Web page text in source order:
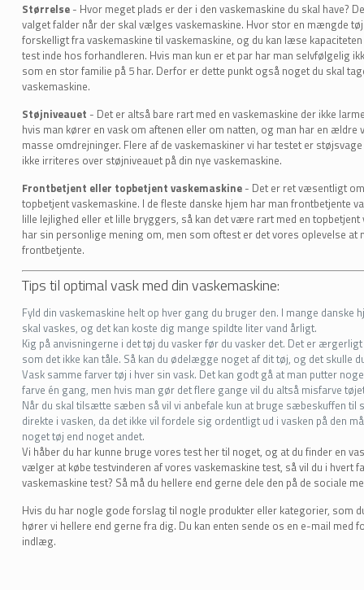
Størrelse- Hvor meget plads er der i den vaskemaskine du skal have?
valget falder når der skal vælges vaskemaskine. Hvor stor en mængde
forskelligt fra vaskemaskine til vaskemaskine, og du kan læse
test inde hos forhandleren. Hvis man kun er et par har man selvfølgelig
som en stor familie på 5 har. Derfor er dette punkt også noget du skal
vaskemaskine.
Støjniveauet - Det er altså bare rart med en vaskemaskine der ikke
hvis man kører en vask om aftenen eller om natten, og man har en ældre
masse omdrejninger. Flere af de vaskemaskiner vi har testet er
ikke irriteres over støjniveauet på din nye vaskemaskine.
Frontbetjent eller topbetjent vaskemaskine- Det er ret væsentligt
topbetjent vaskemaskine. I de fleste danske hjem har man frontbetjente
lille lejlighed eller et lille bryggers, så kan det være rart med en
har sin personlige mening om, men som oftest er det vores oplevelse at
frontbetjente.
Tips til optimal vask med din vaskemaskine:
Fyld din vaskemaskine helt op hver gang du bruger den. I mange danske
skal vaskes, og det kan koste dig mange spildte liter vand årligt.
Kig på anvisningerne i det tøj du vasker før du vasker det. Det er
som det ikke kan tåle. Så kan du ødelægge noget af dit tøj, og det skulle
Vask samme farver tøj i hver sin vask. Det kan godt gå at man putter
farve én gang, men hvis man gør det flere gange vil du altså misfarve
Når du skal tilsætte sæben så vil vi anbefale kun at bruge sæbeskuffen
direkte i vasken, da det ikke vil fordele sig ordentligt ud i vasken på den
noget tøj end noget andet.
Vi håber du har kunne bruge vores test her til noget, og at du finder en
vælger at købe testvinderen af vores vaskemaskine test, så vil du i hvert
vaskemaskine test? Så må du hellere end gerne dele den på de sociale
Hvis du har nogle gode forslag til nogle produkter eller kategorier, som
hører vi hellere end gerne fra dig. Du kan enten sende os en e-mail
indlæg.